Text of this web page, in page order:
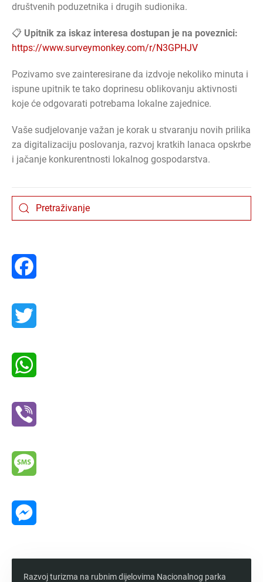
društvenih poduzetnika i drugih sudionika.
📋 Upitnik za iskaz interesa dostupan je na poveznici:
https://www.surveymonkey.com/r/N3GPHJV
Pozivamo sve zainteresirane da izdvoje nekoliko minuta i
ispune upitnik te tako doprinesu oblikovanju aktivnosti
koje će odgovarati potrebama lokalne zajednice.
Vaše sudjelovanje važan je korak u stvaranju novih prilika
za digitalizaciju poslovanja, razvoj kratkih lanaca opskrbe
i jačanje konkurentnosti lokalnog gospodarstva.
Razvoj turizma na rubnim dijelovima Nacionalnog parka